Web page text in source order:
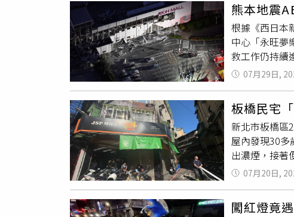
聲響。直到他
年送往附近私
受嚴重燒燙傷
了解，莫哈末
狀況不佳，他
場突如其來
希望募集治療
熊本地震
根據《西日本
中心「永旺夢
救工作仍持續
女大生事後接
客朝出口疏
至當場落淚
樂城熊本全面
響，並感受到
來。女大生表
餘悸猶存，「
引發爆炸，目
進次郎表示
持續掌握現場
07月29日,
板橋民宅
新北市板橋區
屋內發現30多
出濃煙，接著
救。消防局在
07月20日,
闖紅燈竟